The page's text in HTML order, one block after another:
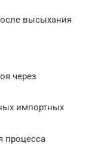
высыхания
через
импортных
процесса